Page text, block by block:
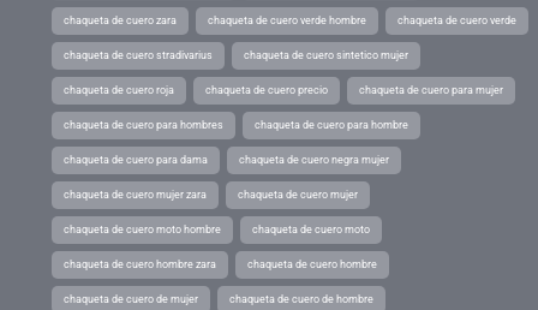
chaqueta de cuero zara chaqueta de cuero verde hombre chaqueta de cuero verde
chaqueta de cuero stradivarius chaqueta de cuero sintetico mujer
chaqueta de cuero roja chaqueta de cuero precio chaqueta de cuero para mujer
chaqueta de cuero para hombres chaqueta de cuero para hombre
chaqueta de cuero para dama chaqueta de cuero negra mujer
chaqueta de cuero mujer zara chaqueta de cuero mujer
chaqueta de cuero moto hombre chaqueta de cuero moto
chaqueta de cuero hombre zara chaqueta de cuero hombre
chaqueta de cuero de mujer chaqueta de cuero de hombre